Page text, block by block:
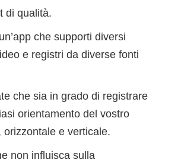
di qualità.
che supporti diversi
e registri da diverse fonti
che sia in grado di registrare
orientamento del vostro
orizzontale e verticale.
non influisca sulla